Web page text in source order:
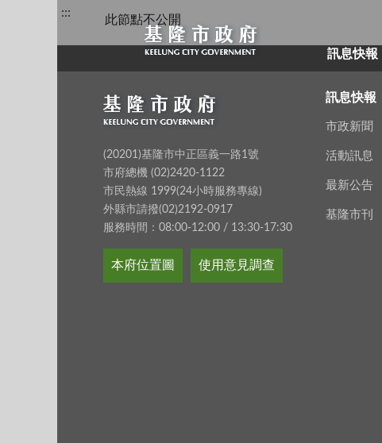
:::
訊息快報
此節點不公開
(20201)基隆市中正區義一路1號
市府總機 (02)2420-1122
市民熱線 1999(24小時服務專線)
外縣市請撥(02)2192-0917
服務時間：08:00-12:00 / 13:30-17:30
本府位置圖 使用意見調查
訊息快報
市政新聞
活動訊息
最新公告
基隆市刊